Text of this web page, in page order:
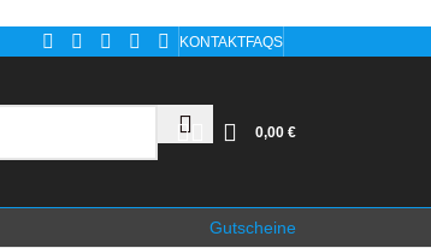
KONTAKTFAQS
0,00 €
Gutscheine